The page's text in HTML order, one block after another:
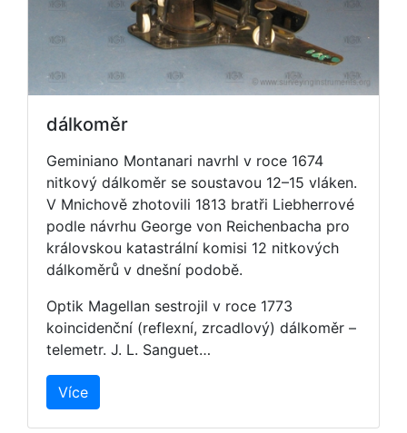
dálkoměr
Geminiano Montanari navrhl v roce 1674
nitkový dálkoměr se soustavou 12–15 vláken.
V Mnichově zhotovili 1813 bratři Liebherrové
podle návrhu George von Reichenbacha pro
královskou katastrální komisi 12 nitkových
dálkoměrů v dnešní podobě.
Optik Magellan sestrojil v roce 1773
koincidenční (reflexní, zrcadlový) dálkoměr –
telemetr. J. L. Sanguet…
Více